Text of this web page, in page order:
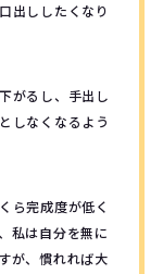
出ししたくなり
がるし、手出し
しなくなるよう
ら完成度が低く
私は自分を無に
が、慣れれば大